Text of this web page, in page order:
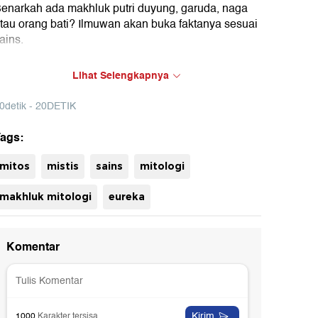
ada makhluk putri duyung, garuda, naga
orang bati? Ilmuwan akan buka faktanya sesuai
Eureka! kali ini akan menghadirkan narasumber
yaitu Prof Dr Ir Ibnu Maryanto. Dia adalah
di Puslit Biologi LIPI/BRIN.
Lihat Selengkapnya
- 20DETIK
mitos mistis sains mitologi
makhluk mitologi eureka